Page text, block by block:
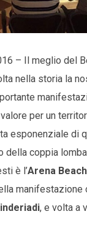
– Il meglio del
nella storia la
per un
esponenziale di
della coppia
è l’Arena Beach
, e volta a